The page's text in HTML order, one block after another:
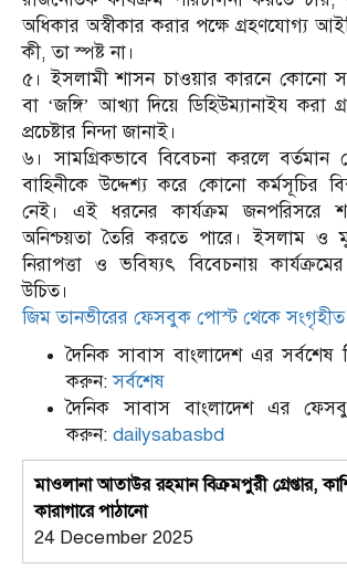
অধিকার অস্বীকার করার পক্ষে গ্রহণযোগ্য
কী, তা স্পষ্ট না।
৫। ইসলামী শাসন চাওয়ার কারনে কোনো
বা ‘জঙ্গি’ আখ্যা দিয়ে ডিহিউম্যানাইয করা
প্রচেষ্টার নিন্দা জানাই।
৬। সামগ্রিকভাবে বিবেচনা করলে বর্তমান
বাহিনীকে উদ্দেশ্য করে কোনো কর্মসূচির
নেই। এই ধরনের কার্যক্রম জনপরিসরে
অনিশ্চয়তা তৈরি করতে পারে। ইসলাম ও
নিরাপত্তা ও ভবিষ্যৎ বিবেচনায়
উচিত।
জিম তানভীরের ফেসবুক পোস্ট থেকে সংগৃহীত
দৈনিক সাবাস বাংলাদেশ এর
করুন:সর্বশেষ
দৈনিক সাবাস বাংলাদেশ এর
করুন: dailysabasbd
মাওলানা আতাউর রহমান বিক্রমপুরী গ্রেপ্তার,
কারাগারে পাঠানো
24 December 2025